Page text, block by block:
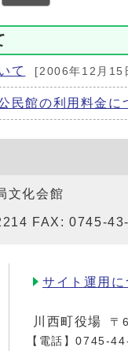
て [2006年12月15
民館の利用料金に
文化会館
FAX: 0745-
サイト運用に
川西町役場 〒
【電話】0745-